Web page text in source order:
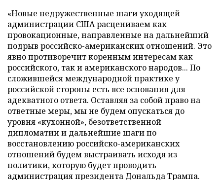
«Новые недружественные шаги уходящей
администрации США расцениваем как
провокационные, направленные на дальнейший
подрыв российско-американских отношений. Это
явно противоречит коренным интересам как
российского, так и американского народов... По
сложившейся международной практике у
российской стороны есть все основания для
адекватного ответа. Оставляя за собой право на
ответные меры, мы не будем опускаться до
уровня «кухонной», безответственной
дипломатии и дальнейшие шаги по
восстановлению российско-американских
отношений будем выстраивать исходя из
политики, которую будет проводить
администрация президента Дональда Трампа.